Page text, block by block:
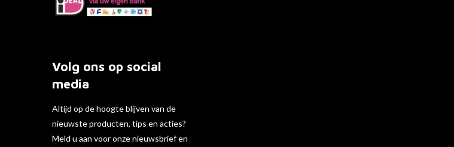
Volg ons op social
media
Altijd op de hoogte blijven van de
nieuwste producten, tips en acties?
Meld u aan voor onze nieuwsbrief en